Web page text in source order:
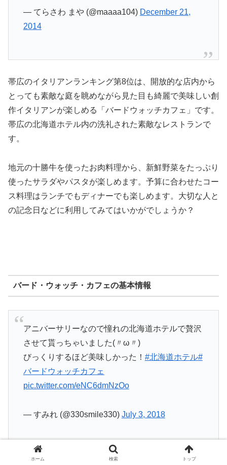
— てらさわ まや (@maaaa104) December 21,
2014
帯広のイタリアンランキング第8位は、開放的な店内から
とっても素敵な庭を眺めながら見た目も綺麗で美味しい創
作イタリアンが楽しめる「バードウォッチカフェ」です。
帯広の北海道ホテル内の洗礼された素敵なレストランで
す。
地元の十勝牛を使ったお肉料理から、新鮮野菜をたっぷり
使ったサラダやパスタが楽しめます。予算に合わせたコー
ス料理はランチでもディナーでも楽しめます。大切な人と
の記念日などに利用してみてはいかがでしょうか？
バード・ウォッチ・カフェの基本情報
アニバーサリーなので憧れの北海道ホテルで贅沢
させて貰っちゃいました(〃ω〃)
びっくりするほど美味しかった！ #北海道ホテル#
バードウォッチカフェ
pic.twitter.com/eNC6dmNzOo
— すみれ (@330smile330) July 3, 2018
ホーム 検索 トップ